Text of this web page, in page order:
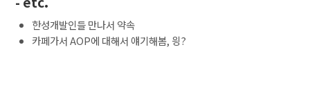
한성개발인들 만나서 약속
카페가서 AOP에 대해서 얘기해봄, 읭?